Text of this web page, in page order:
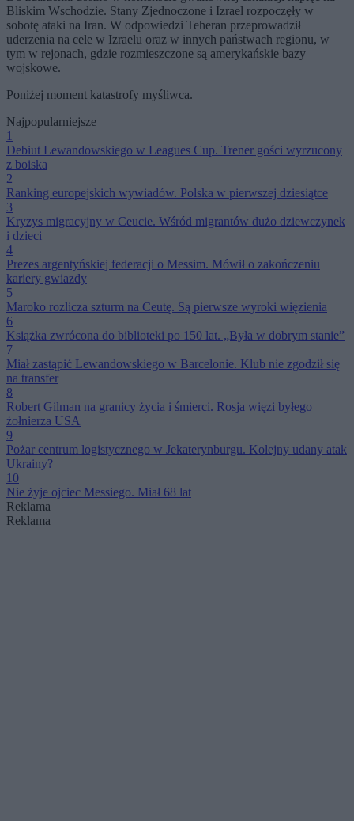
Bliskim Wschodzie. Stany Zjednoczone i Izrael rozpoczęły w
sobotę ataki na Iran. W odpowiedzi Teheran przeprowadził
uderzenia na cele w Izraelu oraz w innych państwach regionu, w
tym w rejonach, gdzie rozmieszczone są amerykańskie bazy
wojskowe.
Poniżej moment katastrofy myśliwca.
Najpopularniejsze
1
Debiut Lewandowskiego w Leagues Cup. Trener gości wyrzucony
z boiska
2
Ranking europejskich wywiadów. Polska w pierwszej dziesiątce
3
Kryzys migracyjny w Ceucie. Wśród migrantów dużo dziewczynek
i dzieci
4
Prezes argentyńskiej federacji o Messim. Mówił o zakończeniu
kariery gwiazdy
5
Maroko rozlicza szturm na Ceutę. Są pierwsze wyroki więzienia
6
Książka zwrócona do biblioteki po 150 lat. „Była w dobrym stanie”
7
Miał zastąpić Lewandowskiego w Barcelonie. Klub nie zgodził się
na transfer
8
Robert Gilman na granicy życia i śmierci. Rosja więzi byłego
żołnierza USA
9
Pożar centrum logistycznego w Jekaterynburgu. Kolejny udany atak
Ukrainy?
10
Nie żyje ojciec Messiego. Miał 68 lat
Reklama
Reklama